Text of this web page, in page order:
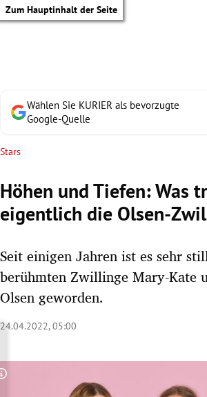
Zum Hauptinhalt der Seite
Untermenü
Untermenü
Untermenü
Wählen Sie KURIER als bevorzugte
Google-Quelle
Stars
Höhen und Tiefen: Was
eigentlich die Olsen-
Seit einigen Jahren ist es sehr
berühmten Zwillinge Mary-Kate
Olsen geworden.
24.04.2022, 05:00
Copyright-Hinweis öffnen/schließen